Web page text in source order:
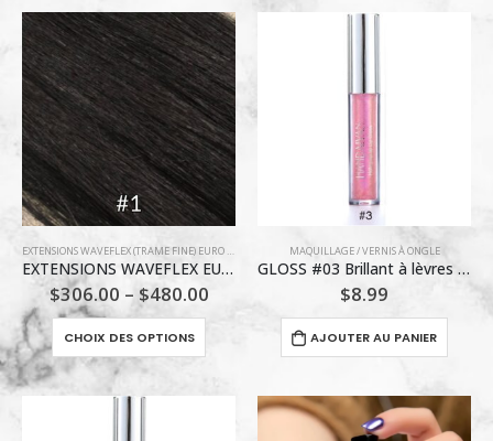
EXTENSIONS WAVEFLEX (TRAME FINE) EURO PRESTIGE
EXTENSIONS WAVEFLEX EURO PRESTIGE / #1
$306.00 – $480.00
CHOIX DES OPTIONS
produit
plusieurs
MAQUILLAGE / VERNIS À ONGLE
GLOSS #03 Brillant à lèvres Handaiyan
$8.99
AJOUTER AU PANIER